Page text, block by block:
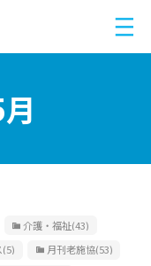
介護・福祉(43)
(5) 月刊老施協(53)